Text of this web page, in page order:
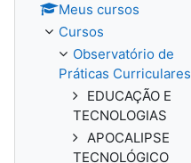
Meus cursos
Cursos
Observatório de
Práticas Curriculares
EDUCAÇÃO E
TECNOLOGIAS
APOCALIPSE
TECNOLÓGICO